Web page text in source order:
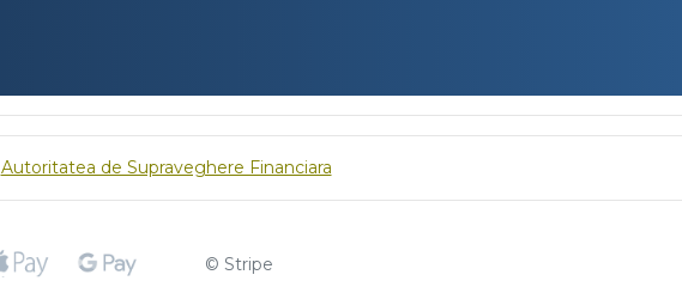
Autoritatea de Supraveghere Financiara
© Stripe